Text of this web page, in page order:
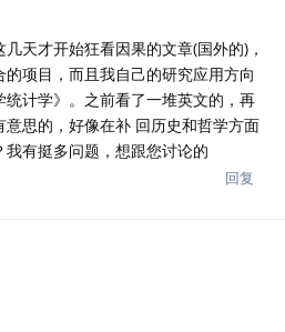
天才开始狂看因果的文章(国外的)，
项目，而且我自己的研究应用方向
计学》。之前看了一堆英文的，再
思的，好像在补 回历史和哲学方面
有挺多问题，想跟您讨论的
回复